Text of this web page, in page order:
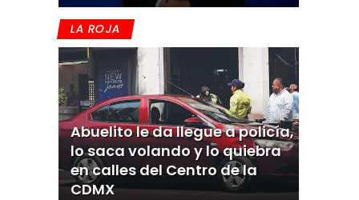
LA ROJA
Abuelito le da llegue a policía,
lo saca volando y lo quiebra
en calles del Centro de la
CDMX